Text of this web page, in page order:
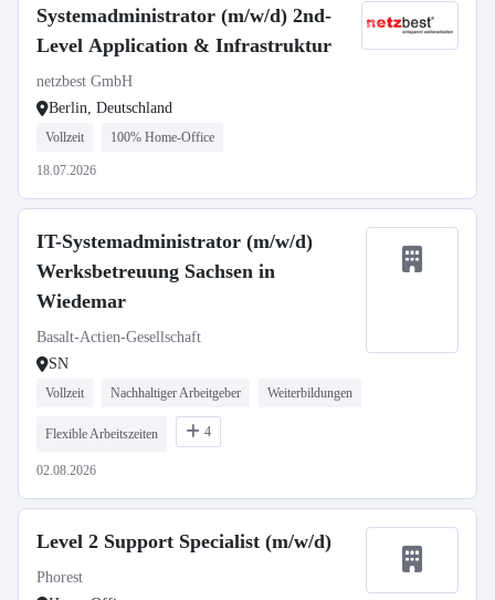
Systemadministrator (m/w/d) 2nd-
Level Application & Infrastruktur
netzbest GmbH
Berlin, Deutschland
Vollzeit 100% Home-Office
18.07.2026
IT-Systemadministrator (m/w/d)
Werksbetreuung Sachsen in
Wiedemar
Basalt-Actien-Gesellschaft
SN
Vollzeit Nachhaltiger Arbeitgeber Weiterbildungen
Flexible Arbeitszeiten 4
02.08.2026
Level 2 Support Specialist (m/w/d)
Phorest